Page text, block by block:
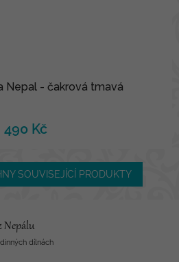
Nepal - čakrová tmavá
490 Kč
SOUVISEJÍCÍ PRODUKTY
Nepálu
dílnách